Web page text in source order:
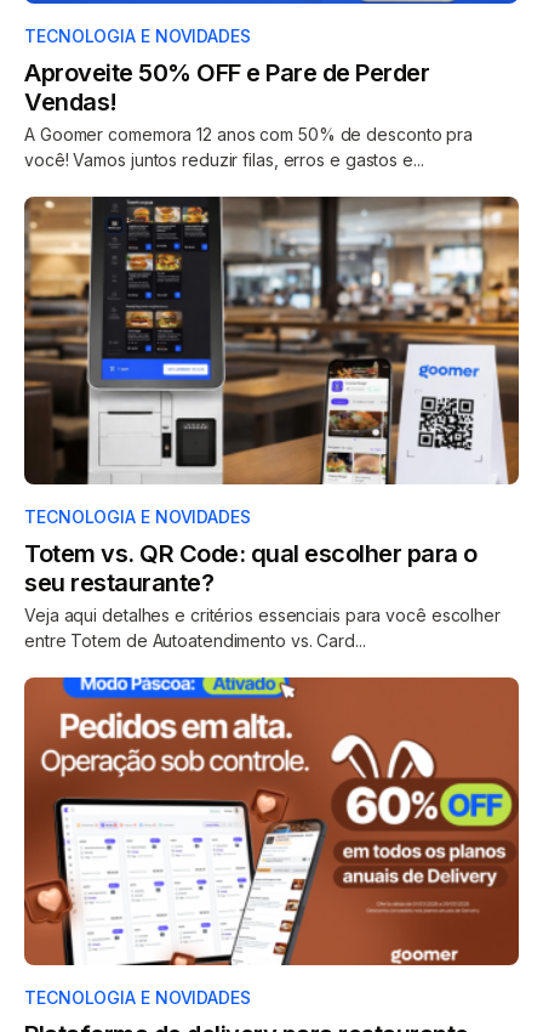
TECNOLOGIA E NOVIDADES
Aproveite 50% OFF e Pare de Perder
Vendas!
A Goomer comemora 12 anos com 50% de desconto pra
você! Vamos juntos reduzir filas, erros e gastos e...
TECNOLOGIA E NOVIDADES
Totem vs. QR Code: qual escolher para o
seu restaurante?
Veja aqui detalhes e critérios essenciais para você escolher
entre Totem de Autoatendimento vs. Card...
TECNOLOGIA E NOVIDADES